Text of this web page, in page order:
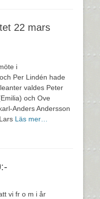
22 mars
i
Per Lindén hade
valdes Peter
och Ove
Anders Andersson
Läs mer…
vi fr o m i år